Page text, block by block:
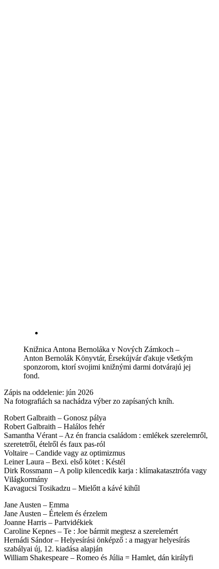
Knižnica Antona Bernoláka v Nových Zámkoch –
Anton Bernolák Könyvtár, Érsekújvár ďakuje všetkým
sponzorom, ktorí svojimi knižnými darmi dotvárajú jej
fond.
Zápis na oddelenie: jún 2026
Na fotografiách sa nachádza výber zo zapísaných kníh.
Robert Galbraith – Gonosz pálya
Robert Galbraith – Halálos fehér
Samantha Vérant – Az én francia családom : emlékek szerelemről,
szeretetről, ételről és faux pas-ról
Voltaire – Candide vagy az optimizmus
Leiner Laura – Bexi. első kötet : Késtél
Dirk Rossmann – A polip kilencedik karja : klímakatasztrófa vagy
Világkormány
Kavagucsi Tosikadzu – Mielőtt a kávé kihűl
Jane Austen – Emma
Jane Austen – Értelem és érzelem
Joanne Harris – Partvidékiek
Caroline Kepnes – Te : Joe bármit megtesz a szerelemért
Hernádi Sándor – Helyesírási önképző : a magyar helyesírás
szabályai új, 12. kiadása alapján
William Shakespeare – Romeo és Júlia = Hamlet, dán királyfi